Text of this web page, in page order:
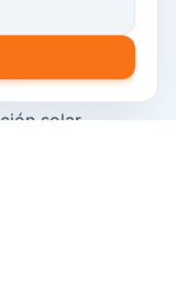
en
solar